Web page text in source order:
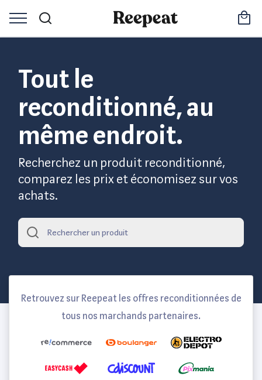
Tout le
reconditionné, au
même endroit.
Recherchez un produit reconditionné,
comparez les prix et économisez sur vos
achats.
Rechercher un produit
Retrouvez sur Reepeat les offres reconditionnées de
tous nos marchands partenaires.